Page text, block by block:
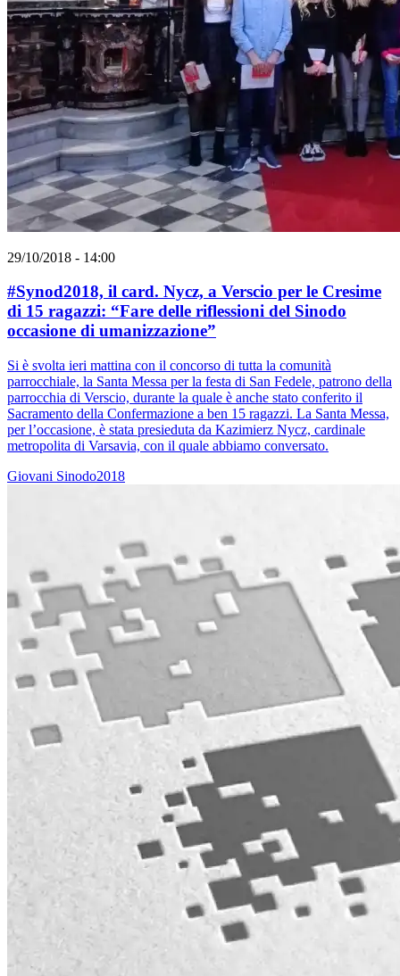
29/10/2018 - 14:00
#Synod2018, il card. Nycz, a Verscio per le Cresime
di 15 ragazzi: “Fare delle riflessioni del Sinodo
occasione di umanizzazione”
Si è svolta ieri mattina con il concorso di tutta la comunità
parrocchiale, la Santa Messa per la festa di San Fedele, patrono della
parrocchia di Verscio, durante la quale è anche stato conferito il
Sacramento della Confermazione a ben 15 ragazzi. La Santa Messa,
per l’occasione, è stata presieduta da Kazimierz Nycz, cardinale
metropolita di Varsavia, con il quale abbiamo conversato.
Giovani Sinodo2018